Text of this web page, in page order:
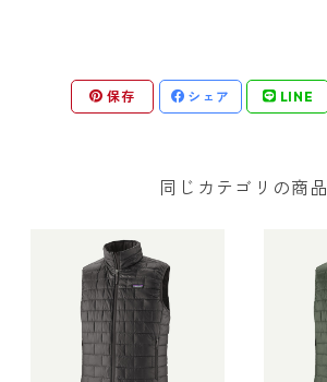
保存 シェア LINE
同じカテゴリの商品